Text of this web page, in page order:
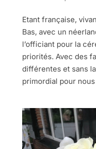
Etant française,
Bas, avec un
l’officiant pour la
priorités. Avec des
différentes et sans
primordial pour nous